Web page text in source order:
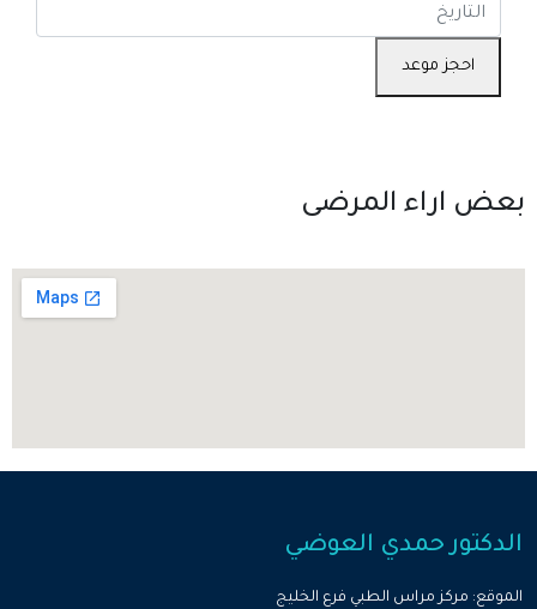
احجز موعد
بعض اراء المرضى
الدكتور حمدي العوضي
الموقع: مركز مراس الطبي فرع الخليج